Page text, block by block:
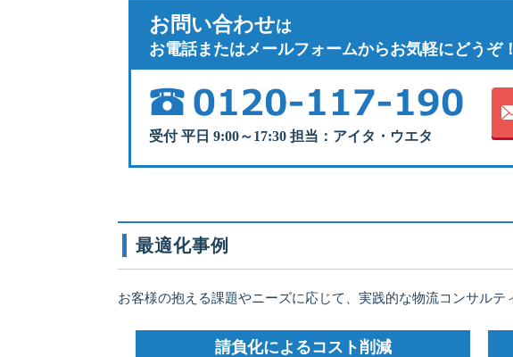
お問い合わせは
お電話またはメールフォームからお気軽にどうぞ！
受付 平日 9:00～17:30 担当：アイタ・ウエタ
最適化事例
お客様の抱える課題やニーズに応じて、実践的な物流コンサルテ
請負化によるコスト削減